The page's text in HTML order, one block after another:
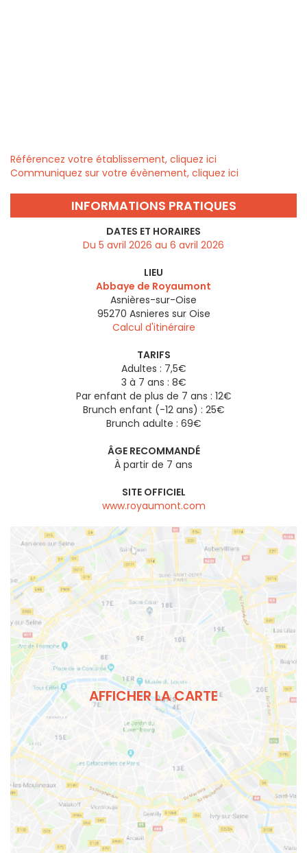
Référencez votre établissement, cliquez ici
Communiquez sur votre évènement, cliquez ici
INFORMATIONS PRATIQUES
DATES ET HORAIRES
Du 5 avril 2026 au 6 avril 2026
LIEU
Abbaye de Royaumont
Asnières-sur-Oise
95270 Asnieres sur Oise
Calcul d'itinéraire
TARIFS
Adultes : 7,5€
3 à 7 ans : 8€
Par enfant de plus de 7 ans : 12€
Brunch enfant (-12 ans) : 25€
Brunch adulte : 69€
ÂGE RECOMMANDÉ
À partir de 7 ans
SITE OFFICIEL
www.royaumont.com
AFFICHER LA CARTE